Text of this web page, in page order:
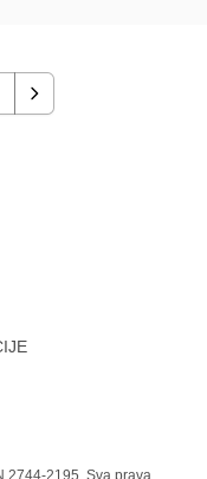
Next
2744-2195. Sva prava